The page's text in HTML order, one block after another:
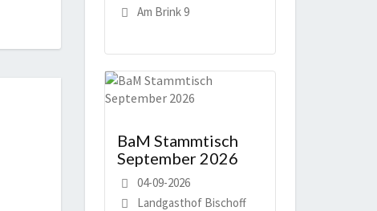
Am Brink 9
BaM Stammtisch
September 2026
04-09-2026
Landgasthof Bischoff